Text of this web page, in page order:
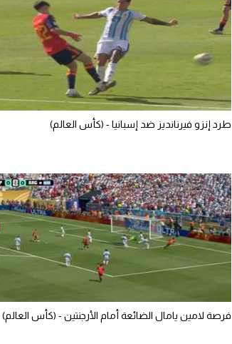
طرد إنزو فيرنانديز ضد إسبانيا - (كأس العالم)
فرصة لامين يامال الضائعة أمام الأرجنتين - (كأس العالم)